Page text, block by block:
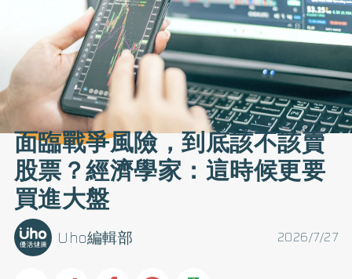
面臨戰爭風險，到底該不該賣
股票？經濟學家：這時候更要
買進大盤
2026/7/27
Uho編輯部